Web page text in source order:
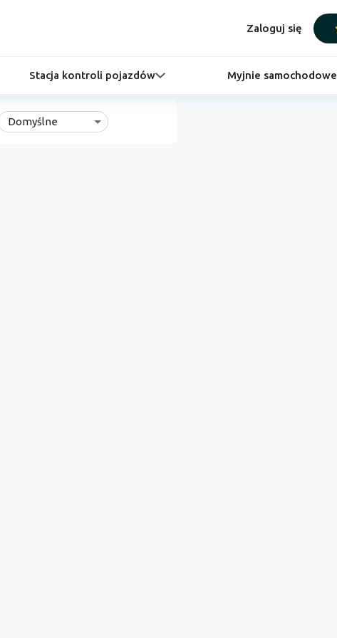
Zaloguj się
Stacja kontroli pojazdów Myjnie samochodowe
Domyślne